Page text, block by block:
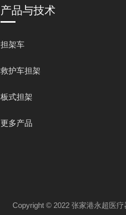
产品与技术
担架车
救护车担架
板式担架
更多产品
Copyright © 2022 张家港永超医